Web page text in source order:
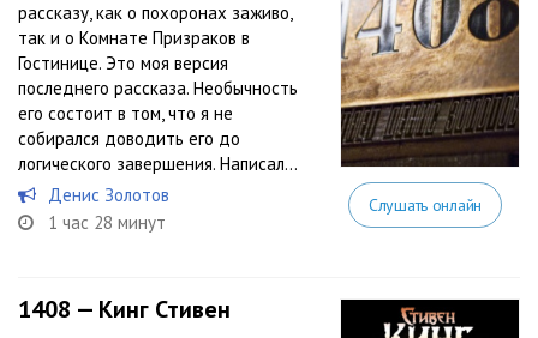
рассказу, как о похоронах заживо,
так и о Комнате Призраков в
Гостинице. Это моя версия
последнего рассказа. Необычность
его состоит в том, что я не
собирался доводить его до
логического завершения. Написал...
Денис Золотов
1 час 28 минут
Слушать онлайн
1408 — Кинг Стивен